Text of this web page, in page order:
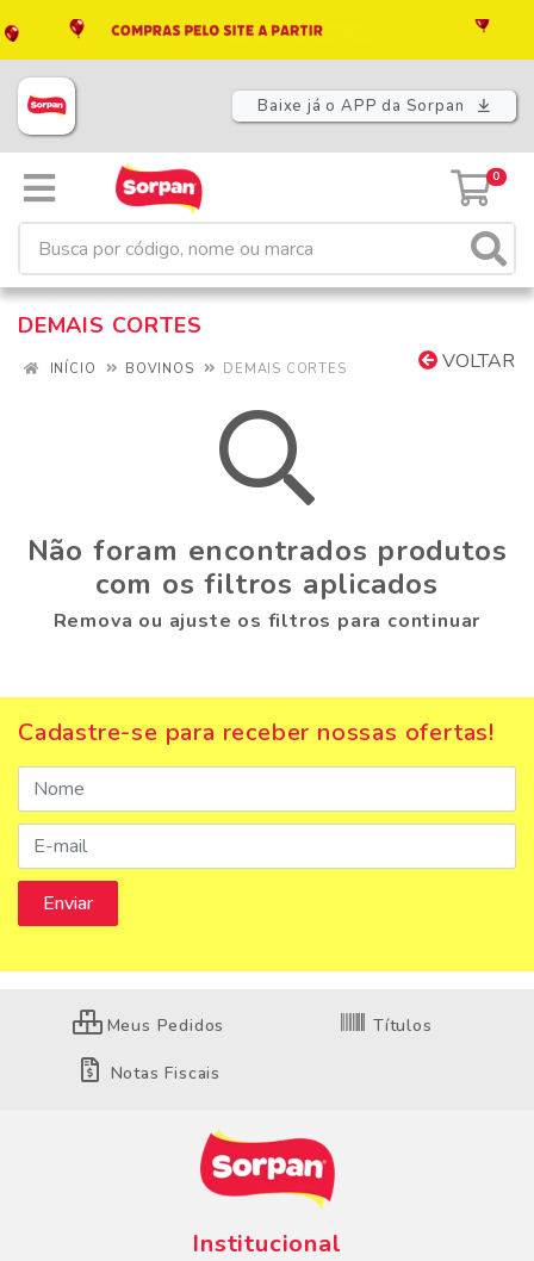
Baixe já o APP da Sorpan
0
DEMAIS CORTES
VOLTAR
INÍCIO BOVINOS DEMAIS CORTES
Não foram encontrados produtos
com os filtros aplicados
Remova ou ajuste os filtros para continuar
Cadastre-se para receber nossas ofertas!
Meus Pedidos Títulos
Notas Fiscais
Institucional